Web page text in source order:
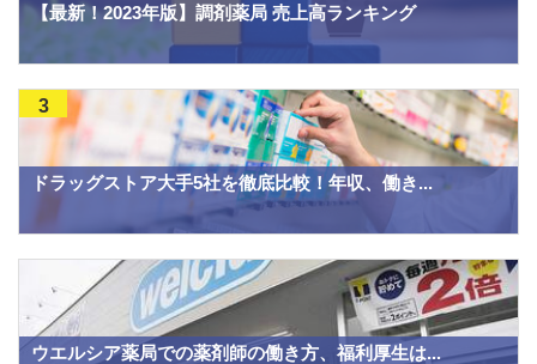
【最新！2023年版】調剤薬局 売上高ランキング
ドラッグストア大手5社を徹底比較！年収、働き...
3
ウエルシア薬局での薬剤師の働き方、福利厚生は...